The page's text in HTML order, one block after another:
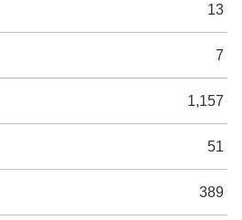
13
7
1,157
51
389